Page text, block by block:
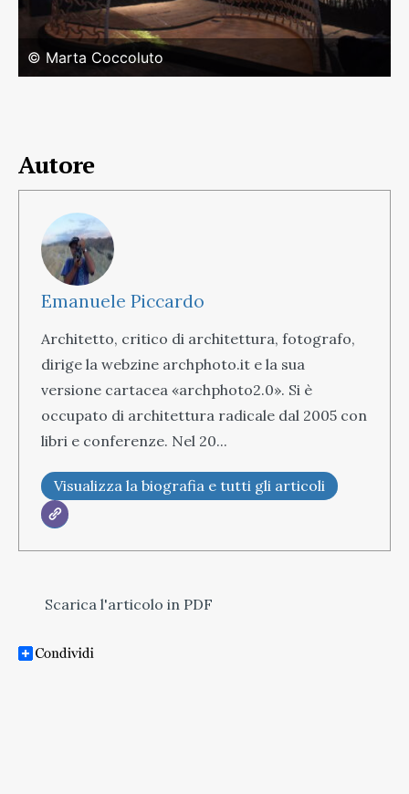
© Marta Coccoluto
Autore
Emanuele Piccardo
Architetto, critico di architettura, fotografo,
dirige la webzine archphoto.it e la sua
versione cartacea «archphoto2.0». Si è
occupato di architettura radicale dal 2005 con
libri e conferenze. Nel 20...
Visualizza la biografia e tutti gli articoli
Scarica l'articolo in PDF